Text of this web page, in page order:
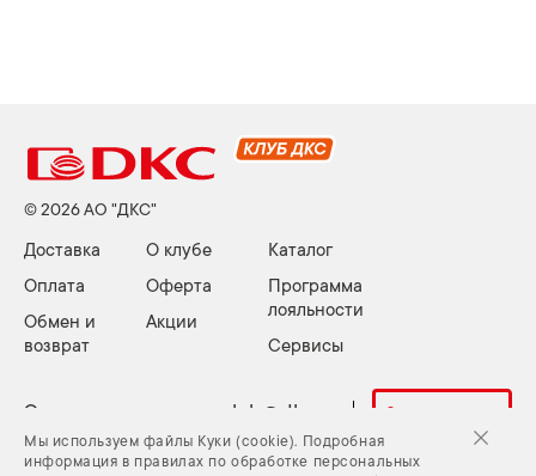
© 2026 АО "ДКС"
Доставка
Оплата
Обмен и
возврат
О клубе
Оферта
Акции
Каталог
Программа
лояльности
Сервисы
Электронная почта: club@dkc.ru Задать вопрос
Мы используем файлы Куки (cookie). Подробная
информация в правилах по обработке персональных